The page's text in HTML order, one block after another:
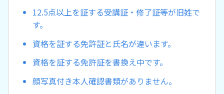
12.5点以上を証する受講証・修了証等が旧姓で
す。
資格を証する免許証と氏名が違います。
資格を証する免許証を書換え中です。
顔写真付き本人確認書類がありません。